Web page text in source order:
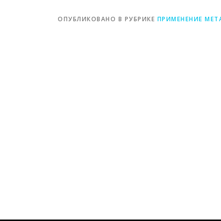
ОПУБЛИКОВАНО В РУБРИКЕ ПРИМЕНЕНИЕ